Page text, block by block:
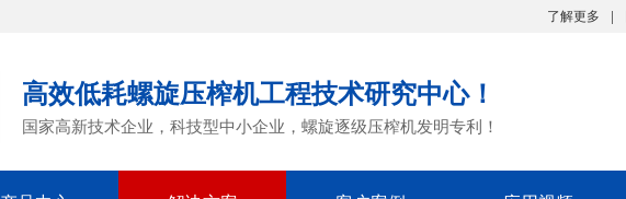
了解更多
高效低耗螺旋压榨机工程技术研究中心！
国家高新技术企业，科技型中小企业，螺旋逐级压榨机发明专利！